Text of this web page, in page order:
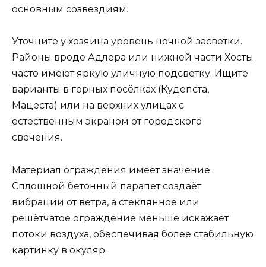
основным созвездиям.
Уточните у хозяина уровень ночной засветки.
Районы вроде Адлера или нижней части Хосты
часто имеют яркую уличную подсветку. Ищите
варианты в горных посёлках (Кудепста,
Мацеста) или на верхних улицах с
естественным экраном от городского
свечения.
Материал ограждения имеет значение.
Сплошной бетонный парапет создаёт
вибрации от ветра, а стеклянное или
решётчатое ограждение меньше искажает
потоки воздуха, обеспечивая более стабильную
картинку в окуляр.